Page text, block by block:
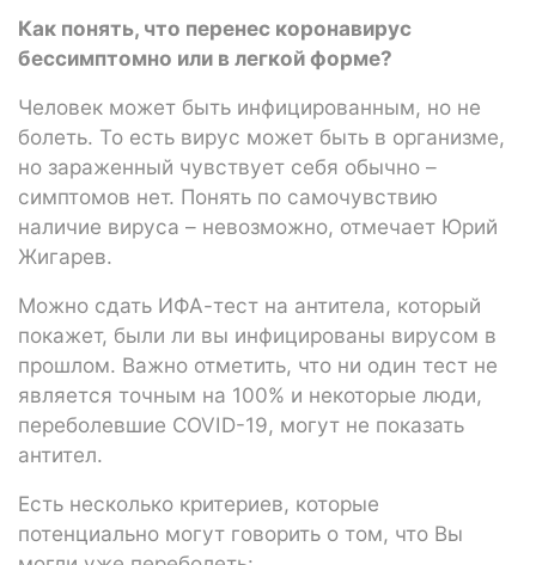
Как понять, что перенес коронавирус
бессимптомно или в легкой форме?
Человек может быть инфицированным, но не
болеть. То есть вирус может быть в организме,
но зараженный чувствует себя обычно –
симптомов нет. Понять по самочувствию
наличие вируса – невозможно, отмечает Юрий
Жигарев.
Можно сдать ИФА-тест на антитела, который
покажет, были ли вы инфицированы вирусом в
прошлом. Важно отметить, что ни один тест не
является точным на 100% и некоторые люди,
переболевшие COVID-19, могут не показать
антител.
Есть несколько критериев, которые
потенциально могут говорить о том, что Вы